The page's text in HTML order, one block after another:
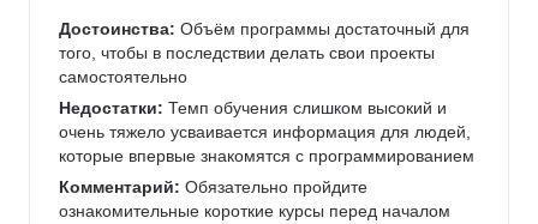
Достоинства: Объём программы достаточный для
того, чтобы в последствии делать свои проекты
самостоятельно
Недостатки: Темп обучения слишком высокий и
очень тяжело усваивается информация для людей,
которые впервые знакомятся с программированием
Комментарий: Обязательно пройдите
ознакомительные короткие курсы перед началом